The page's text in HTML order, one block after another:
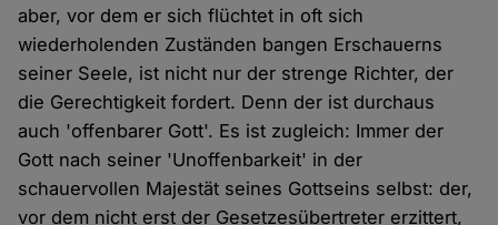
aber, vor dem er sich flüchtet in oft sich
wiederholenden Zuständen bangen Erschauerns
seiner Seele, ist nicht nur der strenge Richter, der
die Gerechtigkeit fordert. Denn der ist durchaus
auch 'offenbarer Gott'. Es ist zugleich: Immer der
Gott nach seiner 'Unoffenbarkeit' in der
schauervollen Majestät seines Gottseins selbst: der,
vor dem nicht erst der Gesetzesübertreter erzittert,